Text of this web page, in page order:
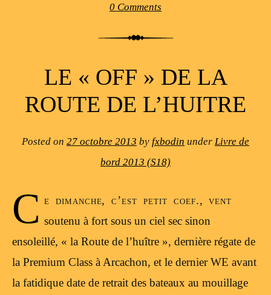
0 Comments
LE « OFF » DE LA
ROUTE DE L’HUITRE
Posted on 27 octobre 2013 by fxbodin under Livre de
bord 2013 (S18)
C e dimanche, c’est petit coef., vent
soutenu à fort sous un ciel sec sinon
ensoleillé, « la Route de l’huître », dernière régate de
la Premium Class à Arcachon, et le dernier WE avant
la fatidique date de retrait des bateaux au mouillage